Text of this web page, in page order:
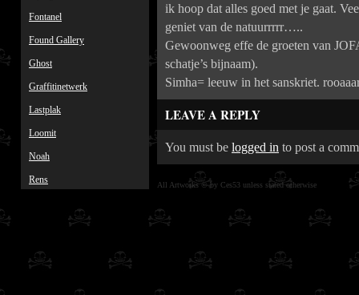
Fontanel
Found Gallery
Ghost
Graffitinetwerk
Lastplak
Loomit
Noah
Rens
ik hoop dat alles goed met je gaat.
geniet van de natuurrrrr…..
Gewoonweg effe de groeten van
schatje’s bijnaam).
Simha= leeuw in het sanskriet.
LEAVE A REPLY
You must be logged in to post a
All Artworks © by Ces53 unless stated otherwise